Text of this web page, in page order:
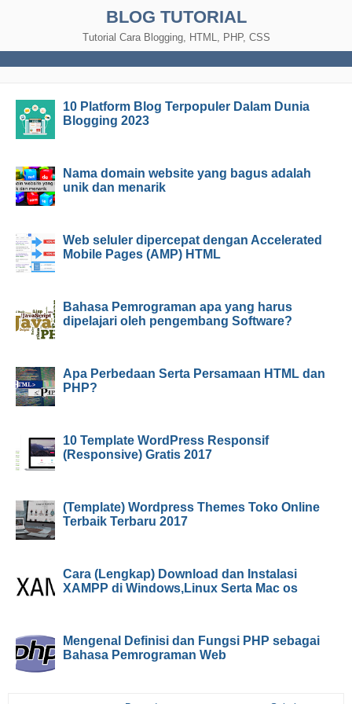
BLOG TUTORIAL
Tutorial Cara Blogging, HTML, PHP, CSS
10 Platform Blog Terpopuler Dalam Dunia
Blogging 2023
Nama domain website yang bagus adalah
unik dan menarik
Web seluler dipercepat dengan Accelerated
Mobile Pages (AMP) HTML
Bahasa Pemrograman apa yang harus
dipelajari oleh pengembang Software?
Apa Perbedaan Serta Persamaan HTML dan
PHP?
10 Template WordPress Responsif
(Responsive) Gratis 2017
(Template) Wordpress Themes Toko Online
Terbaik Terbaru 2017
Cara (Lengkap) Download dan Instalasi
XAMPP di Windows,Linux Serta Mac os
Mengenal Definisi dan Fungsi PHP sebagai
Bahasa Pemrograman Web